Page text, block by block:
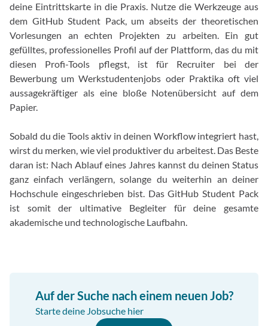
deine Eintrittskarte in die Praxis. Nutze die Werkzeuge aus
dem GitHub Student Pack, um abseits der theoretischen
Vorlesungen an echten Projekten zu arbeiten. Ein gut
gefülltes, professionelles Profil auf der Plattform, das du mit
diesen Profi-Tools pflegst, ist für Recruiter bei der
Bewerbung um Werkstudentenjobs oder Praktika oft viel
aussagekräftiger als eine bloße Notenübersicht auf dem
Papier.
Sobald du die Tools aktiv in deinen Workflow integriert hast,
wirst du merken, wie viel produktiver du arbeitest. Das Beste
daran ist: Nach Ablauf eines Jahres kannst du deinen Status
ganz einfach verlängern, solange du weiterhin an deiner
Hochschule eingeschrieben bist. Das GitHub Student Pack
ist somit der ultimative Begleiter für deine gesamte
akademische und technologische Laufbahn.
Auf der Suche nach einem neuen Job?
Starte deine Jobsuche hier